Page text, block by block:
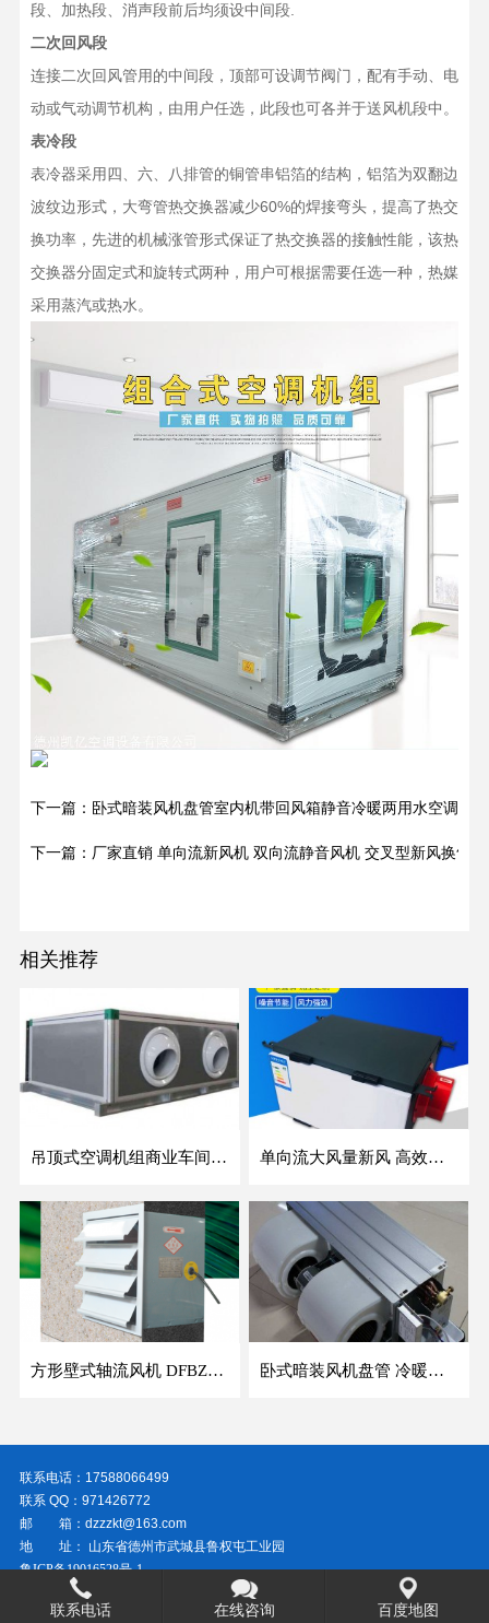
段、加热段、消声段前后均须设中间段.
二次回风段
连接二次回风管用的中间段，顶部可设调节阀门，配有手动、电
动或气动调节机构，由用户任选，此段也可各并于送风机段中。
表冷段
表冷器采用四、六、八排管的铜管串铝箔的结构，铝箔为双翻边
波纹边形式，大弯管热交换器减少60%的焊接弯头，提高了热交
换功率，先进的机械涨管形式保证了热交换器的接触性能，该热
交换器分固定式和旋转式两种，用户可根据需要任选一种，热媒
采用蒸汽或热水。
下一篇：卧式暗装风机盘管室内机带回风箱静音冷暖两用水空调
下一篇：厂家直销 单向流新风机 双向流静音风机 交叉型新风换气机
相关推荐
吊顶式空调机组商业车间防爆新风空调器射流冷暖机组 单向流大风量新风 高效除霾全热交换新风机空气净化
方形壁式轴流风机 DFBZ低噪防爆工业XBDZ静音220V/380V壁式边墙风机 卧式暗装风机盘管 冷暖两用盘管系列 明装风盘空调器
联系电话：17588066499
联系 QQ：971426772
邮 箱：dzzzkt@163.com
地 址： 山东省德州市武城县鲁权屯工业园
鲁ICP备19016528号-1
联系电话 在线咨询 百度地图